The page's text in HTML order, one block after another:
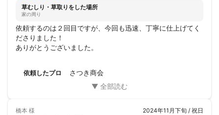
草むしり・草取りをした場所
家の周り
依頼するのは２回目ですが、今回も迅速、丁寧に仕上げてく
ださりました！
ありがとうございました。
依頼したプロ さつき商会
橋本 様
2024年11月下旬 / 祝日